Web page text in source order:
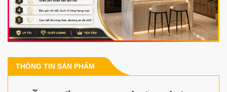
THÔNG TIN SẢN PHẨM